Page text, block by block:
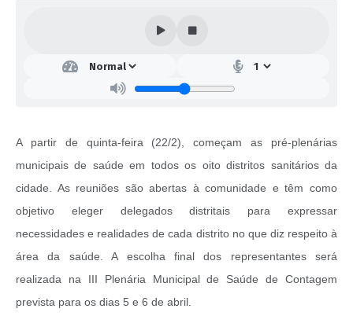
A partir de quinta-feira (22/2), começam as pré-plenárias
municipais de saúde em todos os oito distritos sanitários da
cidade. As reuniões são abertas à comunidade e têm como
objetivo eleger delegados distritais para expressar
necessidades e realidades de cada distrito no que diz respeito à
área da saúde. A escolha final dos representantes será
realizada na III Plenária Municipal de Saúde de Contagem
prevista para os dias 5 e 6 de abril.